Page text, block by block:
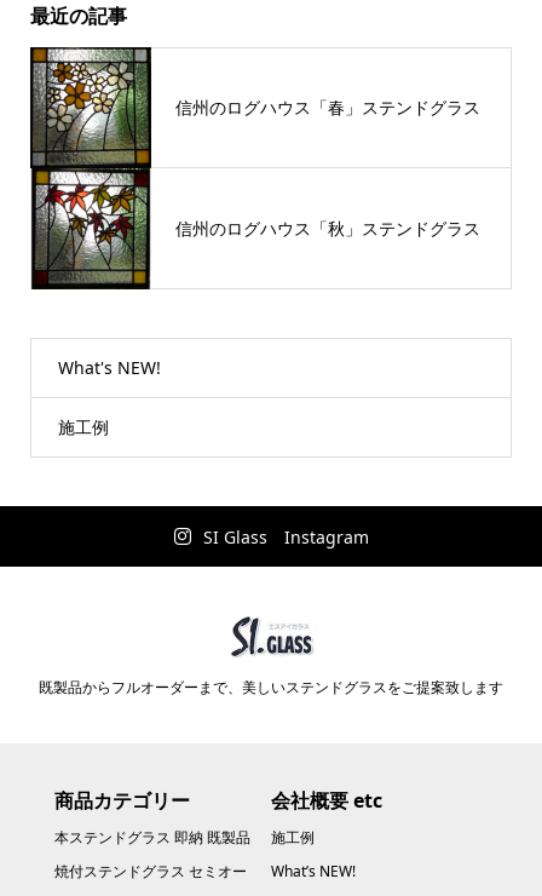
最近の記事
信州のログハウス「春」ステンドグラス
信州のログハウス「秋」ステンドグラス
What's NEW!
施工例
SI Glass Instagram
既製品からフルオーダーまで、美しいステンドグラスをご提案致します
商品カテゴリー
本ステンドグラス 即納 既製品
焼付ステンドグラス セミオー
会社概要 etc
施工例
What’s NEW!